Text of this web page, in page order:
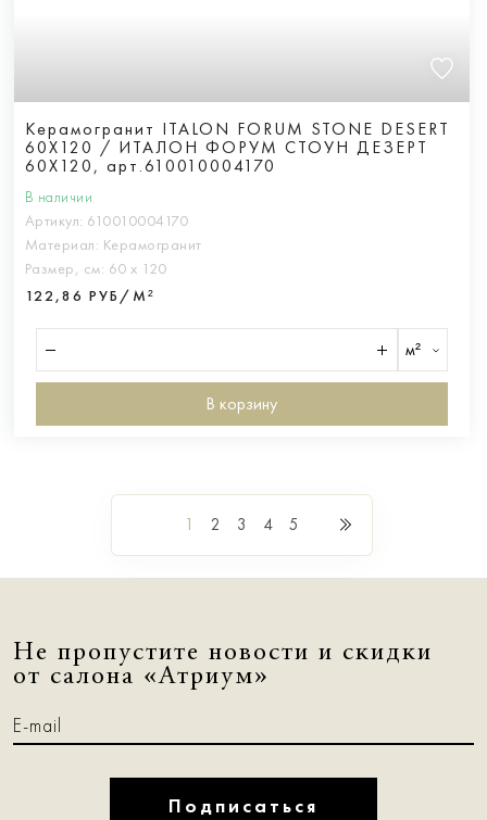
Керамогранит ITALON FORUM STONE DESERT
60X120 / ИТАЛОН ФОРУМ СТОУН ДЕЗЕРТ
60X120, арт.610010004170
В наличии
Артикул: 610010004170
Материал: Керамогранит
Размер, см: 60 х 120
122,86 РУБ/М²
м²
В корзину
1 2 3 4 5
Не пропустите новости и скидки
от салона «Атриум»
Подписаться